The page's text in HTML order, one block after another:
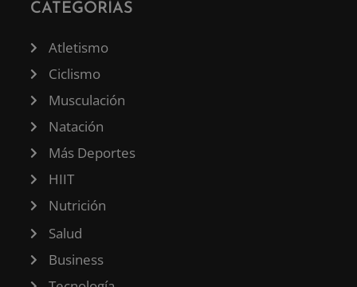
CATEGORÍAS
Atletismo
Ciclismo
Musculación
Natación
Más Deportes
HIIT
Nutrición
Salud
Business